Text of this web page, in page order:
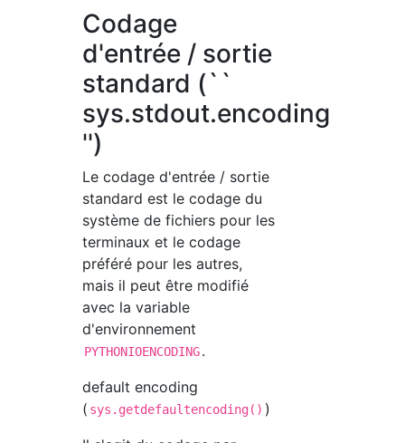
Codage
d'entrée / sortie
standard (``
sys.stdout.encoding
'')
Le codage d'entrée / sortie
standard est le codage du
système de fichiers pour les
terminaux et le codage
préféré pour les autres,
mais il peut être modifié
avec la variable
d'environnement
PYTHONIOENCODING.
default encoding
( sys.getdefaultencoding() )